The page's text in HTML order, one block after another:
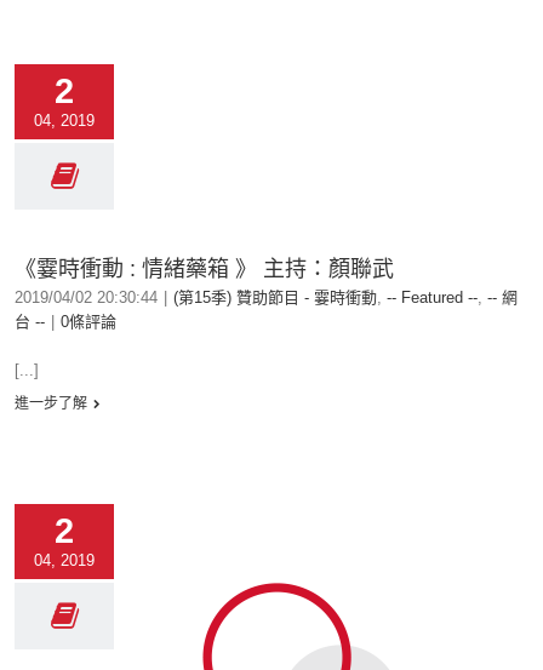
2
04, 2019
《霎時衝動 : 情緒藥箱 》 主持：顏聯武
2019/04/02 20:30:44 (第15季) 贊助節目 - 霎時衝動, -- Featured --, -- 網
台 --
0條評論
[...]
進一步了解
2
04, 2019